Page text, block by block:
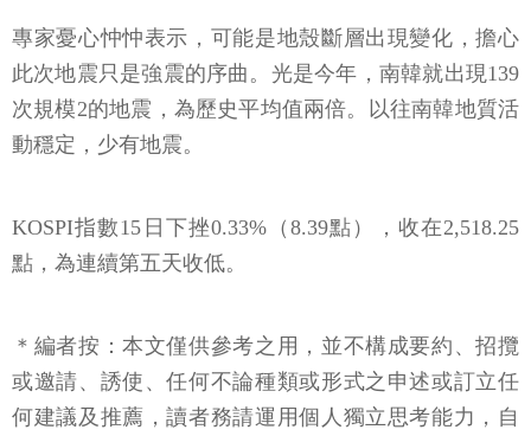
專家憂心忡忡表示，可能是地殼斷層出現變化，擔心
此次地震只是強震的序曲。光是今年，南韓就出現139
次規模2的地震，為歷史平均值兩倍。以往南韓地質活
動穩定，少有地震。
KOSPI指數15日下挫0.33%（8.39點），收在2,518.25
點，為連續第五天收低。
＊編者按：本文僅供參考之用，並不構成要約、招攬
或邀請、誘使、任何不論種類或形式之申述或訂立任
何建議及推薦，讀者務請運用個人獨立思考能力，自